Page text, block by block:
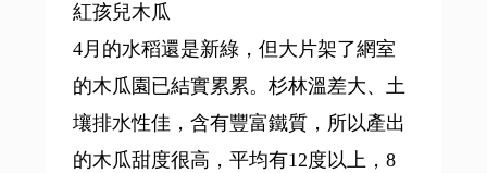
紅孩兒木瓜
4月的水稻還是新綠，但大片架了網室
的木瓜園已結實累累。杉林溫差大、土
壤排水性佳，含有豐富鐵質，所以產出
的木瓜甜度很高，平均有12度以上，8